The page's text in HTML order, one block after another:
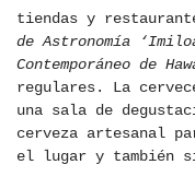
tiendas y
de Astronomía
Contemporáneo de
regulares. La
una sala de
cerveza artesanal
el lugar y también